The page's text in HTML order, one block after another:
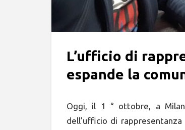
L’ufficio di
espande la
Oggi, il 1 ° ottobre, a
dell’ufficio di rappresentanza